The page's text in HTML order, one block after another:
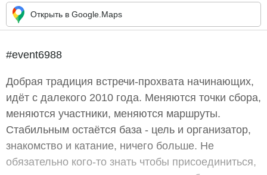
Открыть в Google.Maps
#event6988
Добрая традиция встречи-прохвата начинающих,
идёт с далекого 2010 года. Меняются точки сбора,
меняются участники, меняются маршруты.
Стабильным остаётся база - цель и организатор,
знакомство и катание, ничего больше. Не
обязательно кого-то знать чтобы присоединиться,